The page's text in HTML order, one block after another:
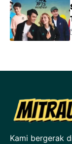
Kami bergerak